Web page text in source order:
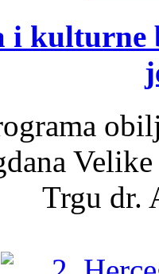
i kulturne
Trgu dr.